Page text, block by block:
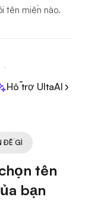
tên miền nào.
Hỗ trợ UltaAI
ĐỀ GÌ
tên
bạn